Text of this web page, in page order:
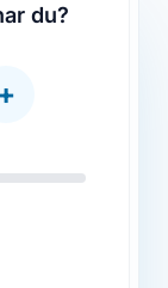
du?
+